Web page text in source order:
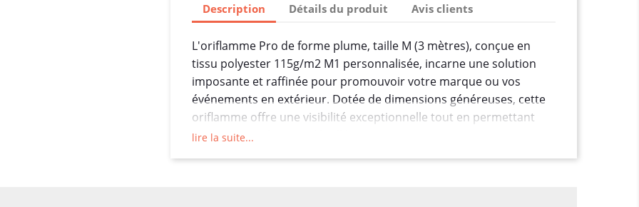
Description Détails du produit Avis clients
L'oriflamme Pro de forme plume, taille M (3 mètres), conçue en
tissu polyester 115g/m2 M1 personnalisée, incarne une solution
imposante et raffinée pour promouvoir votre marque ou vos
événements en extérieur. Dotée de dimensions généreuses, cette
oriflamme offre une visibilité exceptionnelle tout en permettant
une personnalisation détaillée et percutante.
Avec une hauteur de 3 mètres, cette oriflamme Pro de forme
lire la suite...